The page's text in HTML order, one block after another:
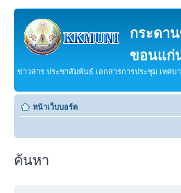
กระดา
ขอนแก่
ข่าวสาร ประชาสัมพันธ์ เอกสารการประชุม เทศ
หน้าเว็บบอร์ด
ค้นหา